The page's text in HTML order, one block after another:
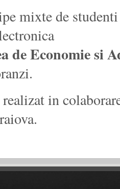
mixte de
de Economie si
in